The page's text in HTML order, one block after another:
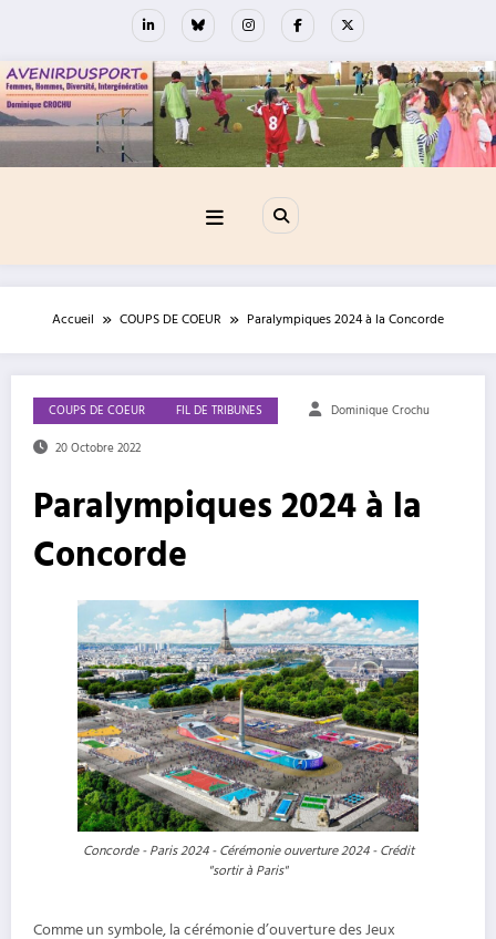
Accueil COUPS DE COEUR Paralympiques 2024 à la Concorde
COUPS DE COEUR FIL DE TRIBUNES Dominique Crochu
20 Octobre 2022
Paralympiques 2024 à la
Concorde
Concorde - Paris 2024 - Cérémonie ouverture 2024 - Crédit
"sortir à Paris"
Comme un symbole, la cérémonie d’ouverture des Jeux